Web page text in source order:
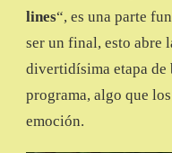
lines“, es una parte
ser un final, esto abre
divertidísima etapa de
programa, algo que
emoción.